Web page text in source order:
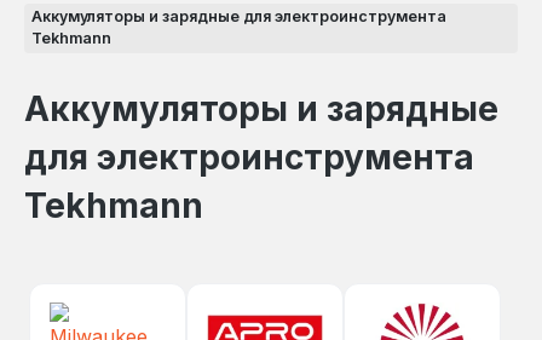
Аккумуляторы и зарядные для электроинструмента
Tekhmann
Аккумуляторы и зарядные
для электроинструмента
Tekhmann